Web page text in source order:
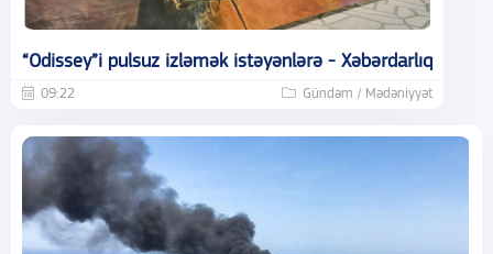
“Odissey”i pulsuz izləmək istəyənlərə - Xəbərdarlıq
09:22 Gündəm / Mədəniyyət